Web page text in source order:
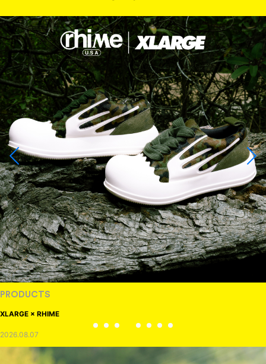
PRODUCTS
XLARGE × RHIME
2026.08.07